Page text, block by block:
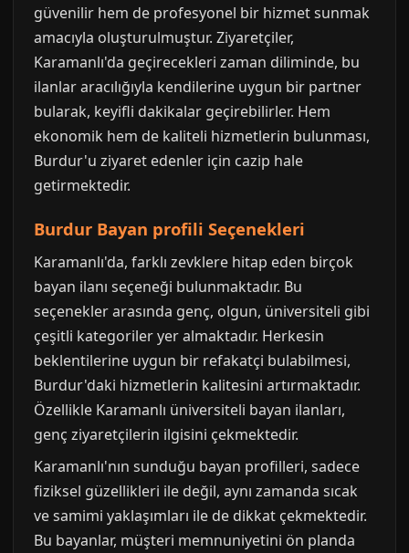
güvenilir hem de profesyonel bir hizmet sunmak
amacıyla oluşturulmuştur. Ziyaretçiler,
Karamanlı'da geçirecekleri zaman diliminde, bu
ilanlar aracılığıyla kendilerine uygun bir partner
bularak, keyifli dakikalar geçirebilirler. Hem
ekonomik hem de kaliteli hizmetlerin bulunması,
Burdur'u ziyaret edenler için cazip hale
getirmektedir.
Burdur Bayan profili Seçenekleri
Karamanlı'da, farklı zevklere hitap eden birçok
bayan ilanı seçeneği bulunmaktadır. Bu
seçenekler arasında genç, olgun, üniversiteli gibi
çeşitli kategoriler yer almaktadır. Herkesin
beklentilerine uygun bir refakatçi bulabilmesi,
Burdur'daki hizmetlerin kalitesini artırmaktadır.
Özellikle Karamanlı üniversiteli bayan ilanları,
genç ziyaretçilerin ilgisini çekmektedir.
Karamanlı'nın sunduğu bayan profilleri, sadece
fiziksel güzellikleri ile değil, aynı zamanda sıcak
ve samimi yaklaşımları ile de dikkat çekmektedir.
Bu bayanlar, müşteri memnuniyetini ön planda